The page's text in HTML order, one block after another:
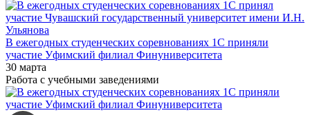
В ежегодных студенческих соревнованиях 1С приняли
участие Уфимский филиал Финуниверситета
30 марта
Работа с учебными заведениями